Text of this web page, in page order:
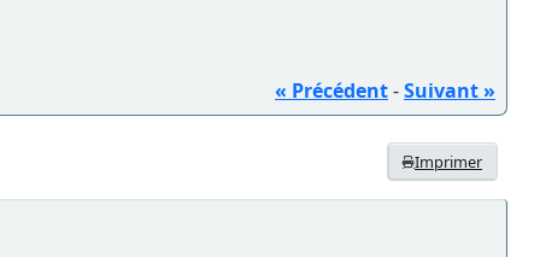
« Précédent-Suivant »
Imprimer